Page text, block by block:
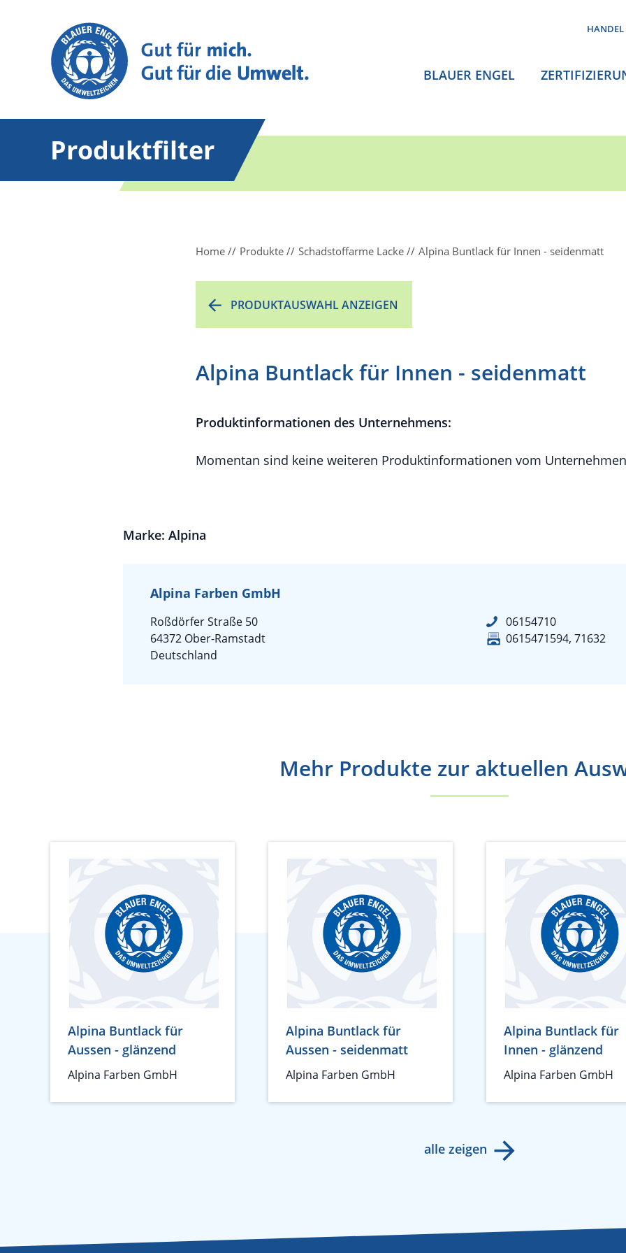
HANDEL
BLAUER ENGEL
Produktfilter
Home Produkte Schadstoffarme Lacke Alpina Buntlack für Innen - seidenmatt
PRODUKTAUSWAHL ANZEIGEN
Alpina Buntlack für Innen - seidenmatt
Produktinformationen des Unternehmens:
Momentan sind keine weiteren Produktinformationen vom
Marke: Alpina
Alpina Farben GmbH
Roßdörfer Straße 50
64372 Ober-Ramstadt
Deutschland
06154710
0615471594, 71632
Mehr Produkte zur aktuellen
Alpina Buntlack für
Aussen - glänzend
Alpina Farben GmbH
Alpina Buntlack für
Aussen - seidenmatt
Alpina Farben GmbH
Alpina Buntlack für
Innen - glänzend
Alpina Farben GmbH
alle zeigen